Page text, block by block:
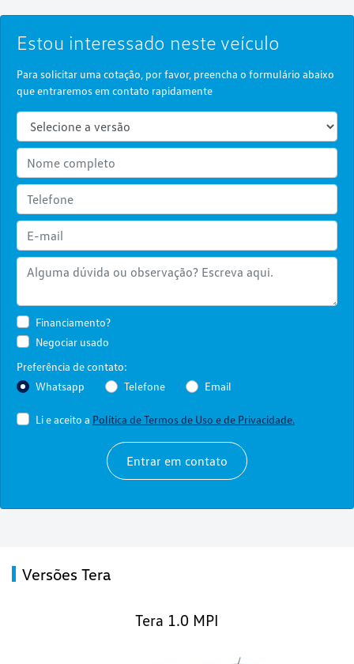
Estou interessado neste veículo
Para solicitar uma cotação, por favor, preencha o formulário abaixo
que entraremos em contato rapidamente
Financiamento?
Negociar usado
Preferência de contato:
Whatsapp
Telefone Email
Li e aceito a Política de Termos de Uso e de Privacidade.
Entrar em contato
Versões Tera
Tera 1.0 MPI